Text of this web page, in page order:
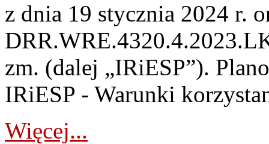
z dnia 19 stycznia 2024 r.
zm. (dalej „IRiESP”).
IRiESP - Warunki
Więcej...